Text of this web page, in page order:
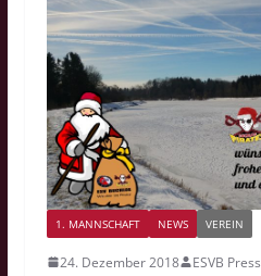
1. MANNSCHAFT NEWS VEREIN
24. Dezember 2018 ESVB